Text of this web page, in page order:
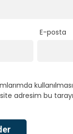
E-posta
adresim bu